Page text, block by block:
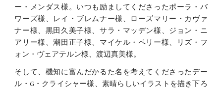
ー・メンダス様。いつも励ましてくださったポーラ・バ
ワーズ様、レイ・ブレムナー様、ローズマリー・カヴァ
ナー様、黒田久美子様、サラ・マッデン様、ジョン・ニ
アリー様、潮田正子様、マイケル・ペリー様、リズ・フ
ォン・ヴェアテルン様、渡辺真美様。
そして、機知に富んだかるた名を考えてくださったデー
ル・G・クライシャー様、素晴らしいイラストを描き下ろ